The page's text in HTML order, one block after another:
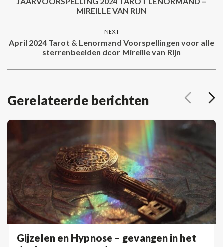
Previous
MIREILLE VAN RIJN
NEXT
Next
April 2024 Tarot & Lenormand Voorspellingen voor alle
sterrenbeelden door Mireille van Rijn
Gerelateerde berichten
Gijzelen en Hypnose – gevangen in het